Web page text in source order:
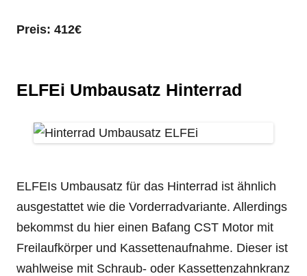
Preis: 412€
ELFEi Umbausatz Hinterrad
ELFEIs Umbausatz für das Hinterrad ist ähnlich
ausgestattet wie die Vorderradvariante. Allerdings
bekommst du hier einen Bafang CST Motor mit
Freilaufkörper und Kassettenaufnahme. Dieser ist
wahlweise mit Schraub- oder Kassettenzahnkranz